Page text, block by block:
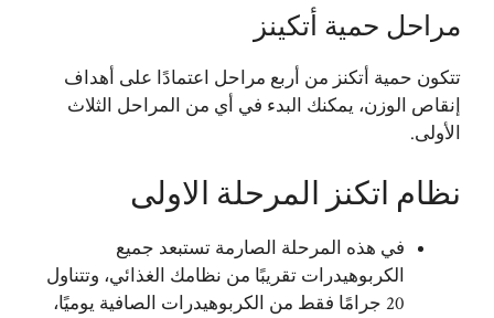
مراحل حمية أتكينز
تتكون حمية أتكنز من أربع مراحل اعتمادًا على أهداف
إنقاص الوزن، يمكنك البدء في أي من المراحل الثلاث
الأولى.
نظام اتكنز المرحلة الاولى
في هذه المرحلة الصارمة تستبعد جميع
الكربوهيدرات تقريبًا من نظامك الغذائي، وتتناول
20 جرامًا فقط من الكربوهيدرات الصافية يوميًا،